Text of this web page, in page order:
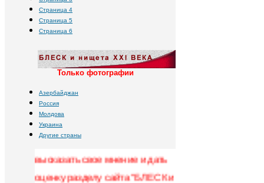
Страница 4
Страница 5
Страница 6
Только фотографии
Азербайджан
Россия
Молдова
Украина
Другие страны
Уважаемые посетители сайта !
Администрация сайта просит
оценку разделу сайта "БЛЕСК и